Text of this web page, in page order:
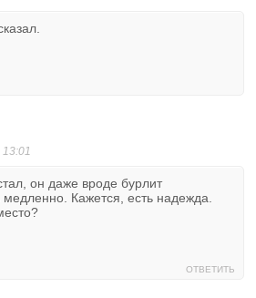
13:01
он даже вроде бурлит
медленно. Кажется, есть надежда.
ОТВЕТИТЬ